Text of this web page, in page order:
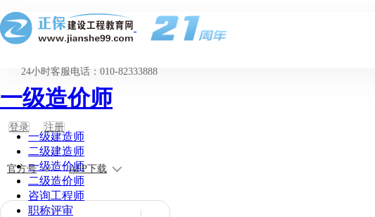
24小时客服电话：010-82333888
登录 注册
官方号 APP下载
一级造价师
一级建造师
二级建造师
一级造价师
二级造价师
咨询工程师
职称评审